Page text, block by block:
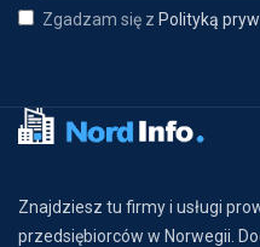
Zgadzam się z Polityką
Znajdziesz tu firmy i usługi
przedsiębiorców w Norwegii.